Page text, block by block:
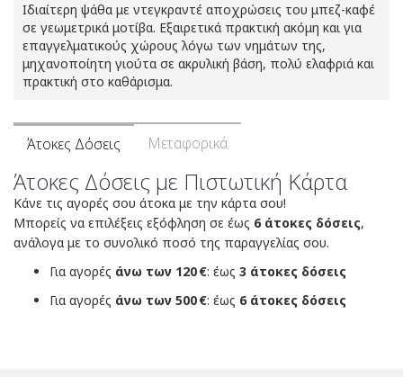
Ιδιαίτερη ψάθα με ντεγκραντέ αποχρώσεις του μπεζ-καφέ
σε γεωμετρικά μοτίβα. Εξαιρετικά πρακτική ακόμη και για
επαγγελματικούς χώρους λόγω των νημάτων της,
μηχανοποίητη γιούτα σε ακρυλική βάση, πολύ ελαφριά και
πρακτική στο καθάρισμα.
Άτοκες Δόσεις Μεταφορικά
Άτοκες Δόσεις με Πιστωτική Κάρτα
Κάνε τις αγορές σου άτοκα με την κάρτα σου!
Μπορείς να επιλέξεις εξόφληση σε έως 6 άτοκες δόσεις,
ανάλογα με το συνολικό ποσό της παραγγελίας σου.
Για αγορές άνω των 120 €: έως 3 άτοκες δόσεις
Για αγορές άνω των 500 €: έως 6 άτοκες δόσεις